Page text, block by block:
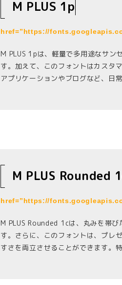
M PLUS 1p
href=”https://
M PLUS 1pは、軽量で多用途なサン
す。加えて、このフォントはカスタ
アプリケーションやブログなど、日
M PLUS Rounded
href=”https://
M PLUS Rounded 1cは、丸みを帯
す。さらに、このフォントは、プレ
すさを両立させることができます。